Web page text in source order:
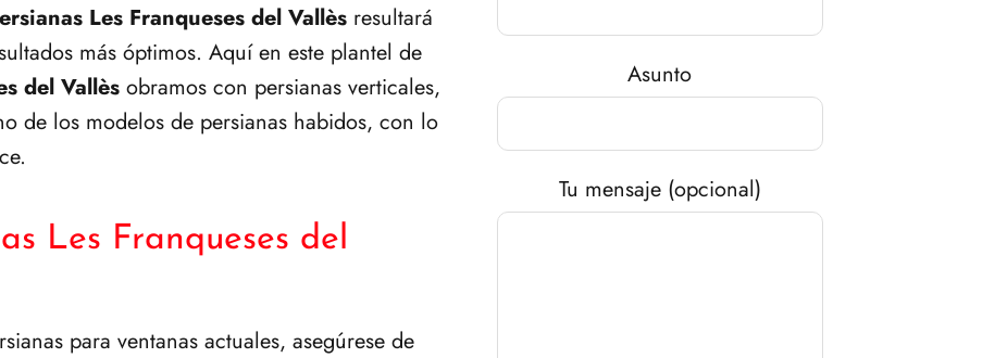
Les Franqueses del Vallès resultará
más óptimos. Aquí en este plantel de
del Vallès obramos con persianas verticales,
de los modelos de persianas habidos, con lo
Les Franqueses del
para ventanas actuales, asegúrese de
Asunto
Tu mensaje (opcional)